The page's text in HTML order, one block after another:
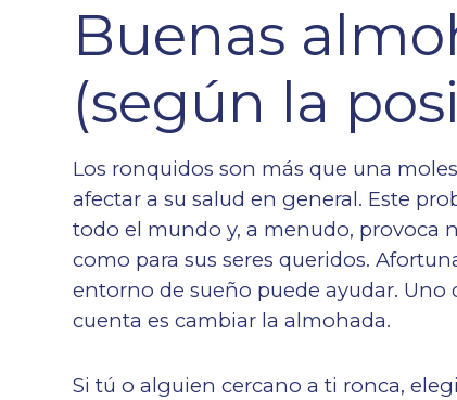
Buenas
(según la
Los ronquidos son más que una
afectar a su salud en general. Este
todo el mundo y, a menudo, provoca
como para sus seres queridos.
entorno de sueño puede ayudar. Uno
cuenta es cambiar la almohada.
Si tú o alguien cercano a ti ronca,